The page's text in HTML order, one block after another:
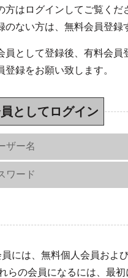
方はログインしてご覧くだ
のない方は、無料会員登録
員として登録後、有料会員
登録をお願い致します。
としてログイン
ザー名
ワード
員には、無料個人会員およ
らの会員になるには、最